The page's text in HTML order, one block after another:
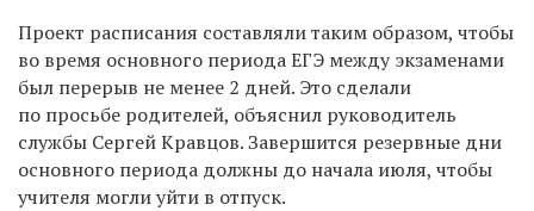
Проект расписания составляли таким образом, чтобы
во время основного периода ЕГЭ между экзаменами
был перерыв не менее 2 дней. Это сделали
по просьбе родителей, объяснил руководитель
службы Сергей Кравцов. Завершится резервные дни
основного периода должны до начала июля, чтобы
учителя могли уйти в отпуск.